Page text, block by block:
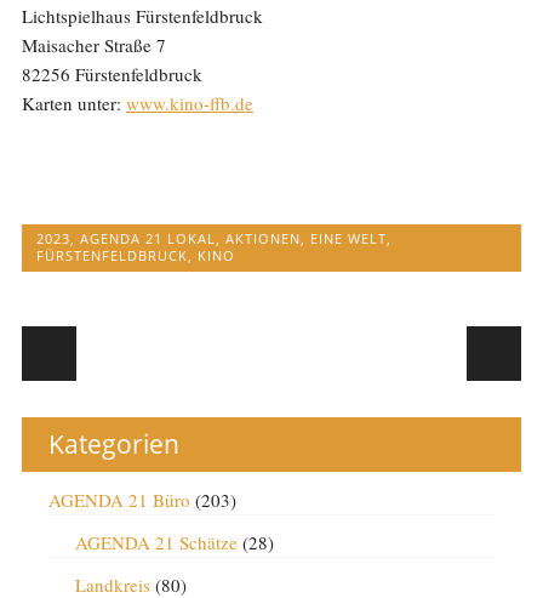
Lichtspielhaus Fürstenfeldbruck
Maisacher Straße 7
82256 Fürstenfeldbruck
Karten unter: www.kino-ffb.de
2023, AGENDA 21 LOKAL, AKTIONEN, EINE WELT,
FÜRSTENFELDBRUCK, KINO
Post navigation
Kategorien
AGENDA 21 Büro (203)
AGENDA 21 Schätze(28)
Landkreis(80)